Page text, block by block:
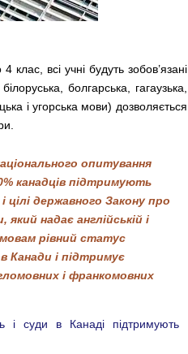
всі учні будуть зобов’язані
болгарська, гагаузька,
і угорська мови) дозволяється
опитування
канадців підтримують
цілі державного Закону про
який надає англійській і
рівний статус
Канади і підтримує
і франкомовних
і суди в Канаді підтримують